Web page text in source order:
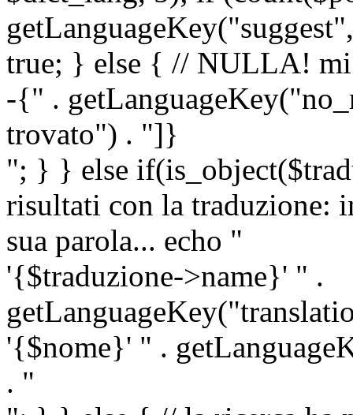
true; } else { // NULLA! mi
-{" .
trovato") . "]}
"; } } else
risultati con la traduzione:
sua parola... echo "
'{$traduzione->name}' " .
'{$nome}' " .
. "